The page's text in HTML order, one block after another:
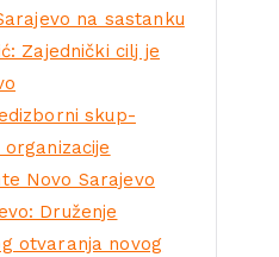
na sastanku
Zajednički cilj je
skup-
Novo Sarajevo
Druženje
otvaranja novog